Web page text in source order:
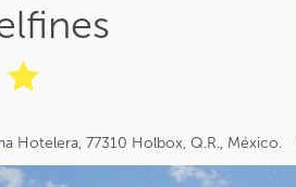
Hotelera, 77310 Holbox, Q.R., México.